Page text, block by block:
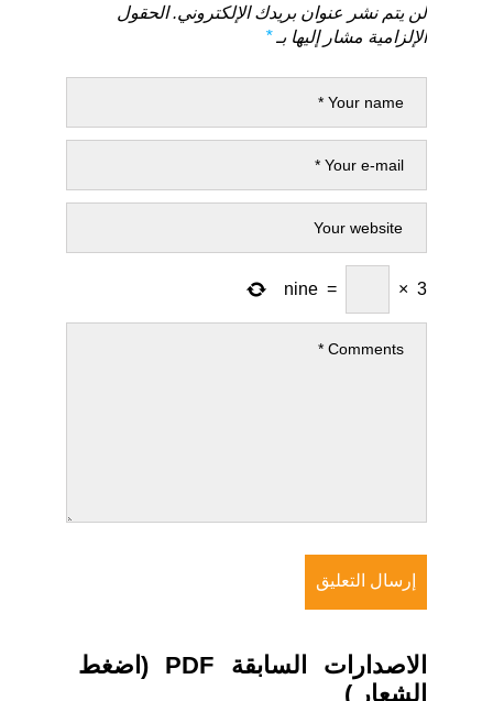
لن يتم نشر عنوان بريدك الإلكتروني. الحقول
الإلزامية مشار إليها بـ*
3
×
=
nine
الاصدارات السابقة PDF (اضغط
الشعار )